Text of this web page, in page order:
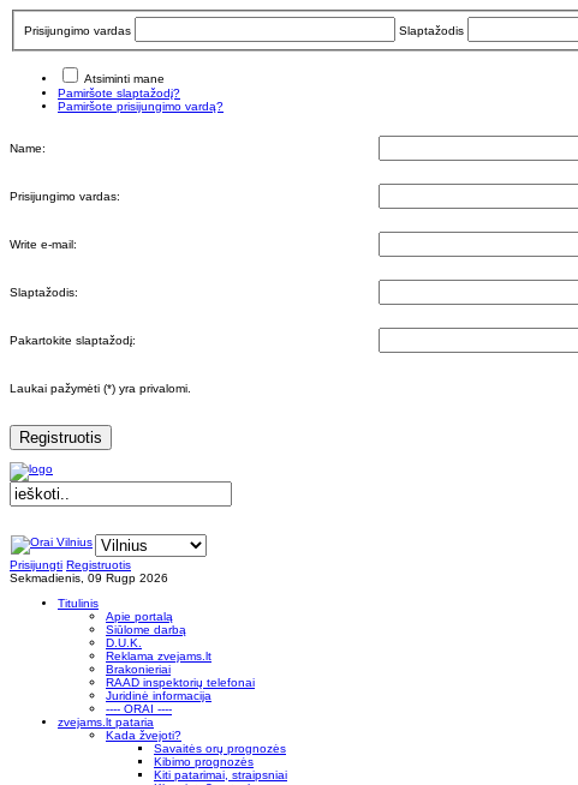
Prisijungimo vardas Slaptažodis
Atsiminti mane
Pamiršote slaptažodį?
Pamiršote prisijungimo vardą?
Name:
Prisijungimo vardas:
Write e-mail:
Slaptažodis:
Pakartokite slaptažodį:
Laukai pažymėti (*) yra privalomi.
Registruotis
Prisijungti Registruotis
Sekmadienis, 09 Rugp 2026
Titulinis
Apie portalą
Siūlome darbą
D.U.K.
Reklama zvejams.lt
Brakonieriai
RAAD inspektorių telefonai
Juridinė informacija
---- ORAI ----
zvejams.lt pataria
Kada žvejoti?
Savaitės orų prognozės
Kibimo prognozės
Kiti patarimai, straipsniai